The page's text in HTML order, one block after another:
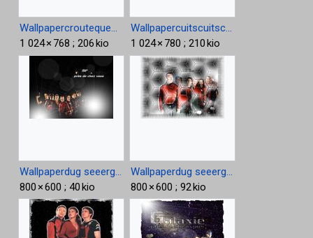
Wallpapercroutequecroute1024.jpg
1 024 × 768 ; 206 kio
Wallpapercuitscuitscuits 1024.jpg
1 024 × 780 ; 210 kio
800 × 600 ; 40 kio
800 × 600 ; 92 kio